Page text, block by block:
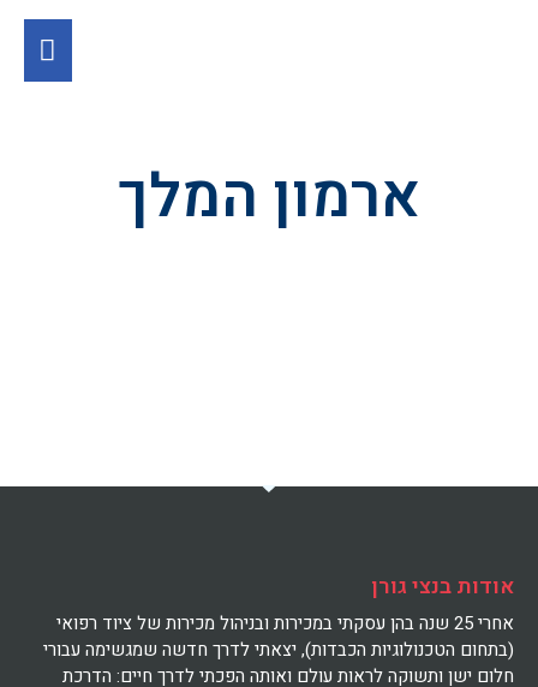
ארמון המלך
אודות בנצי גורן
אחרי 25 שנה בהן עסקתי במכירות ובניהול מכירות של ציוד רפואי
(בתחום הטכנולוגיות הכבדות), יצאתי לדרך חדשה שמגשימה עבורי
חלום ישן ותשוקה לראות עולם ואותה הפכתי לדרך חיים: הדרכת